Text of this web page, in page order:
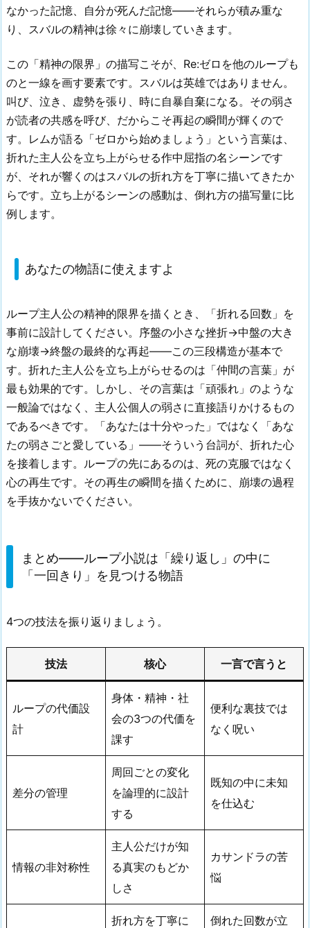
なかった記憶、自分が死んだ記憶——それらが積み重な
り、スバルの精神は徐々に崩壊していきます。
この「精神の限界」の描写こそが、Re:ゼロを他のループも
のと一線を画す要素です。スバルは英雄ではありません。
叫び、泣き、虚勢を張り、時に自暴自棄になる。その弱さ
が読者の共感を呼び、だからこそ再起の瞬間が輝くので
す。レムが語る「ゼロから始めましょう」という言葉は、
折れた主人公を立ち上がらせる作中屈指の名シーンです
が、それが響くのはスバルの折れ方を丁寧に描いてきたか
らです。立ち上がるシーンの感動は、倒れ方の描写量に比
例します。
あなたの物語に使えますよ
ループ主人公の精神的限界を描くとき、「折れる回数」を
事前に設計してください。序盤の小さな挫折→中盤の大き
な崩壊→終盤の最終的な再起——この三段構造が基本で
す。折れた主人公を立ち上がらせるのは「仲間の言葉」が
最も効果的です。しかし、その言葉は「頑張れ」のような
一般論ではなく、主人公個人の弱さに直接語りかけるもの
であるべきです。「あなたは十分やった」ではなく「あな
たの弱さごと愛している」——そういう台詞が、折れた心
を接着します。ループの先にあるのは、死の克服ではなく
心の再生です。その再生の瞬間を描くために、崩壊の過程
を手抜かないでください。
まとめ——ループ小説は「繰り返し」の中に
「一回きり」を見つける物語
4つの技法を振り返りましょう。
技法 核心 一言で言うと
ループの代価設
計
身体・精神・社
会の3つの代価を
課す
便利な裏技では
なく呪い
差分の管理
周回ごとの変化
を論理的に設計
する
既知の中に未知
を仕込む
情報の非対称性
主人公だけが知
る真実のもどか
しさ
カサンドラの苦
悩
折れ方を丁寧に
倒れた回数が立